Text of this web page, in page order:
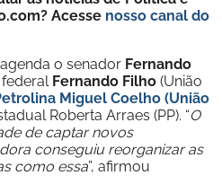
Acesse nosso canal do
o senador Fernando
Fernando Filho (União
Miguel Coelho (União
Roberta Arraes (PP). “O
de captar novos
conseguiu reorganizar as
como essa”, afirmou